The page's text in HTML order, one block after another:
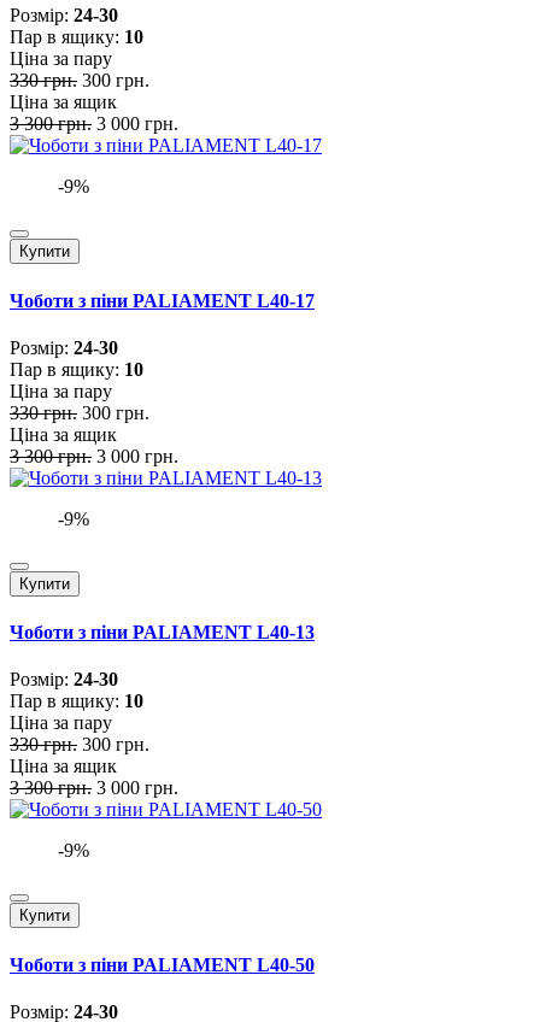
Розмiр: 24-30
Пар в ящику: 10
Ціна за пару
330 грн. 300 грн.
Ціна за ящик
3 300 грн. 3 000 грн.
-9%
Купити
Чоботи з піни PALIAMENT L40-17
Розмiр: 24-30
Пар в ящику: 10
Ціна за пару
330 грн. 300 грн.
Ціна за ящик
3 300 грн. 3 000 грн.
-9%
Купити
Чоботи з піни PALIAMENT L40-13
Розмiр: 24-30
Пар в ящику: 10
Ціна за пару
330 грн. 300 грн.
Ціна за ящик
3 300 грн. 3 000 грн.
-9%
Купити
Чоботи з піни PALIAMENT L40-50
Розмiр: 24-30